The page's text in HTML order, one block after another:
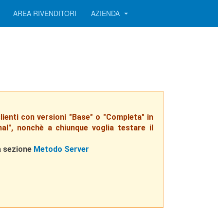
AREA RIVENDITORI AZIENDA
con versioni "Base" o "Completa" in
nonchè a chiunque voglia testare il
sezione Metodo Server